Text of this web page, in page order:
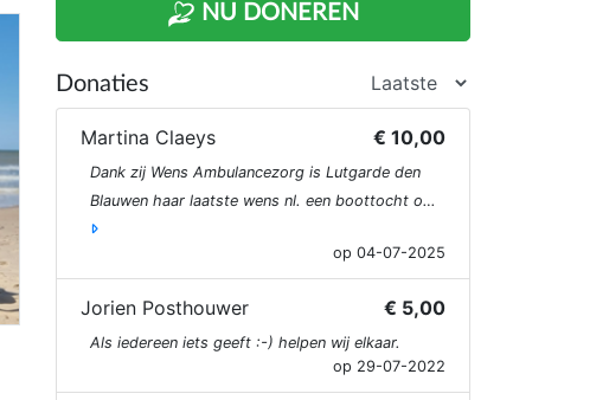
NU DONEREN
Donaties
Martina Claeys € 10,00
Dank zij Wens Ambulancezorg is Lutgarde den
Blauwen haar laatste wens nl. een boottocht o…
op 04-07-2025
Jorien Posthouwer € 5,00
Als iedereen iets geeft :-) helpen wij elkaar.
op 29-07-2022